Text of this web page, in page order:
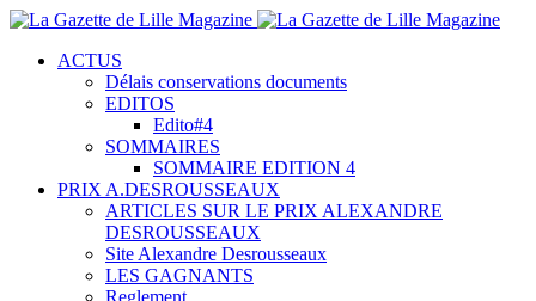
ACTUS
Délais conservations documents
EDITOS
Edito#4
SOMMAIRES
SOMMAIRE EDITION 4
PRIX A.DESROUSSEAUX
ARTICLES SUR LE PRIX ALEXANDRE
DESROUSSEAUX
Site Alexandre Desrousseaux
LES GAGNANTS
Reglement